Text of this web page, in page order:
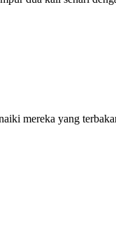
mereka yang